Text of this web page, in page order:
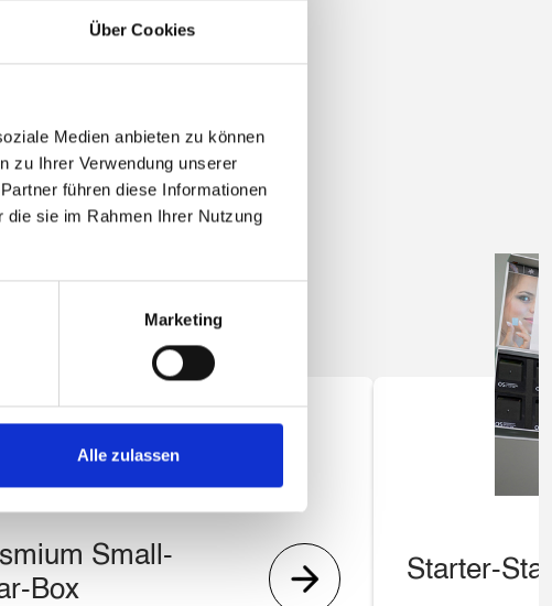
Über Cookies
Medien anbieten zu können
zu Ihrer Verwendung unserer
führen diese Informationen
die sie im Rahmen Ihrer Nutzung
Marketing
Alle zulassen
Small-
Box
Starter-